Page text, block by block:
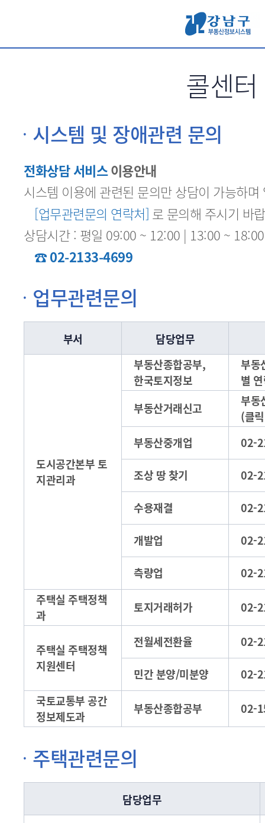
콜센터
시스템 및 장애관련 문의
전화상담 서비스이용안내
시스템 이용에 관련된 문의만 상담이 가능하며
[업무관련문의 연락처] 로 문의해 주시기 바
상담시간 : 평일 09:00 ~ 12:00 | 13:00 ~
☎ 02-2133-4699
업무관련문의
부서 담당업무
도시공간본부 토
지관리과
부동산종합공부,
한국토지정보
부동
별
부동산거래신고
부동
(클
부동산중개업
02-
조상 땅 찾기 02-
수용재결 02-
개발업 02-
측량업
02-
주택실 주택정책
과
토지거래허가 02-
주택실 주택정책
지원센터
전월세전환율 02-
민간 분양/미분양
02-
국토교통부 공간
정보제도과
부동산종합공부 02-
주택관련문의
담당업무